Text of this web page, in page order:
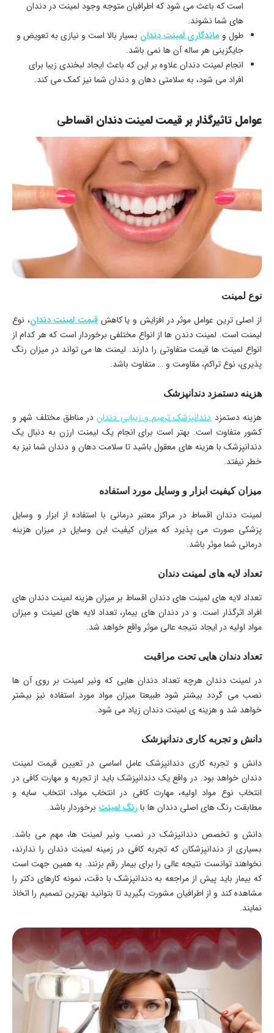
است که باعث می شود که اطرافیان متوجه وجود لمینت در دندان
های شما نشوند.
طول و ماندگاری لمینت دندان بسیار بالا است و نیازی به تعویض و
جایگزینی هر ساله آن ها نمی باشد.
انجام لمینت دندان علاوه بر این که باعث ایجاد لبخندی زیبا برای
افراد می شود، به سلامتی دهان و دندان شما نیز کمک می کند.
عوامل تاثیرگذار بر قیمت لمینت دندان اقساطی
نوع لمینت
از اصلی ترین عوامل موثر در افزایش و یا کاهش قیمت لمینت دندان، نوع
لیمنت است. لمینت دندن ها از انواع مختلفی برخوردار است که هر کدام از
انواع لمینت ها قیمت متفاوتی را دارند. لیمنت ها می تواند در میزان رنگ
پذیری، نوع تراکم، مقاومت و … متفاوت باشد.
هزینه دستمزد دندانپزشک
هزینه دستمزددندانپزشک ترمیم و زیبایی دنداندر مناطق مختلف شهر و
کشور متفاوت است. بهتر است برای انجام یک لیمنت ارزن به دنبال یک
دندانپزشک با هزینه های معقول باشید تا سلامت دهان و دندان شما نیز به
خطر نیفتد.
میزان کیفیت ابزار و وسایل مورد استفاده
لمینت دندان اقساط در مراکز معتبر درمانی با استفاده از ابزار و وسایل
پزشکی صورت می پذیرد که میزان کیفیت این وسایل در میزان هزینه
درمانی شما موثر باشد.
تعداد لایه های لمینت دندان
تعداد لایه های لمینت های دندان اقساط بر میزان هزینه لمینت دندان های
افراد اثرگذار است. و در دندان های بیمار، تعداد لایه های لمینت و میزان
مواد اولیه در ایجاد نتیجه عالی موثر واقع خواهد شد.
تعداد دندان هایی تحت مراقبت
در لمینت دندان هرچه تعداد دندان هایی که ونیر لمینت بر روی آن ها
نصب می گردد بیشتر شود طبیعتا میزان مواد مورد استفاده نیز بیشتر
خواهد شد و هزینه ی لمینت دندان زیاد می شود.
دانش و تجربه کاری دندانپزشک
دانش و تجربه کاری دندانپزشک عامل اساسی در تعیین قیمت لمینت
دندان خواهد بود. در واقع یک دندانپزشک باید از تجربه و مهارت کافی در
انتخاب نوع مواد اولیه، مهارت کافی در انتخاب مواد، انتخاب سایه و
مطابقت رنگ های اصلی دندان ها بارنگ لمینت برخوردار باشد.
دانش و تخصص دندانپزشک در نصب ونیر لمینت ها، مهم می باشد.
بسیاری از دندانپزشکان که تجربه کافی در زمینه لمینت دندان را ندارند،
نخواهند توانست نتیجه عالی را برای بیمار رقم بزنند. به همین جهت است
که بیمار باید پیش از مراجعه به دندانپزشک با دقت، نمونه کارهای دکتر را
مشاهده کند و از اطرافیان مشورت بگیرید تا بتوانید بهترین تصمیم را اتخاذ
نمایند.